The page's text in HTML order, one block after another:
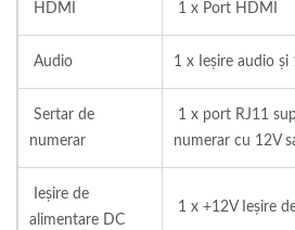
HDMI 1 x Port HDMI
Audio 1 x Ieșire audio
Sertar de
numerar
1 x port RJ11
numerar cu 12V
Ieșire de
alimentare DC
1 x +12V Ieșire